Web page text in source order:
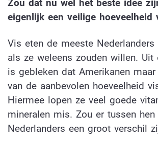
Zou dat nu wel het beste idee
eigenlijk een veilige hoeveelheid
Vis eten de meeste
als ze weleens zouden willen. Uit
is gebleken dat Amerikanen
van de aanbevolen hoeveelheid
Hiermee lopen ze veel goede
mineralen mis. Zou er tussen hen
Nederlanders een groot verschil